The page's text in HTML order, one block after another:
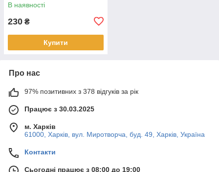
В наявності
230 ₴
Купити
Про нас
97% позитивних з 378 відгуків за рік
Працює з 30.03.2025
м. Харків
61000, Харків, вул. Миротворча, буд. 49, Харків, Україна
Контакти
Сьогодні працює з 08:00 до 19:00